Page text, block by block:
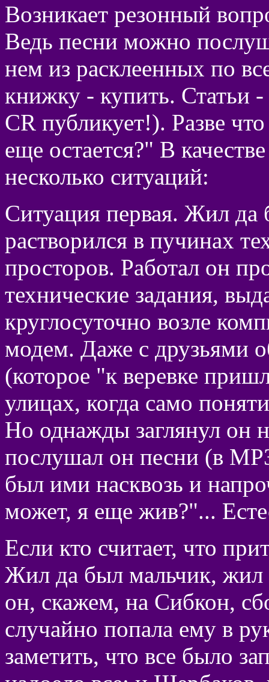
Возникает резонный
Ведь песни можно
нем из расклеенных по
книжку - купить. Статьи -
CR публикует!). Разве
еще остается?" В
несколько ситуаций:
Ситуация первая. Жил
растворился в пучинах
просторов. Работал он
технические задания,
круглосуточно возле
модем. Даже с друзьями
(которое "к веревке
улицах, когда само
Но однажды заглянул он
послушал он песни (в
был ими насквозь и
может, я еще жив?"...
Если кто считает, что
Жил да был мальчик, жил
он, скажем, на Сибкон,
случайно попала ему в
заметить, что все было